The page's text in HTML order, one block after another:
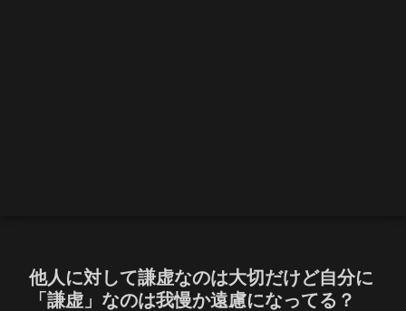
他人に対して謙虚なのは大切だけど自分に
「謙虚」なのは我慢か遠慮になってる？